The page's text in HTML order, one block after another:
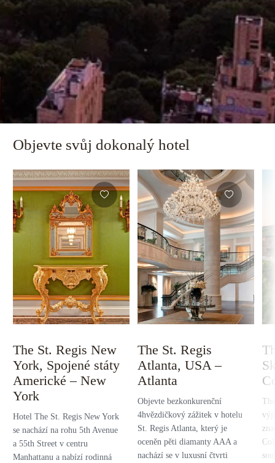
Objevte svůj dokonalý hotel
The St. Regis New
York, Spojené státy
Americké – New
York
Hotel The St. Regis New York
se nachází na rohu 5th Avenue
a 55th Street v centru
Manhattanu a nabízí rodinná
The St. Regis
Atlanta, USA –
Atlanta
Objevte bezkonkurenční
4hvězdičkový zážitek v hotelu
St. Regis Atlanta, který je
oceněn pěti diamanty AAA a
nachází se v luxusní čtvrti